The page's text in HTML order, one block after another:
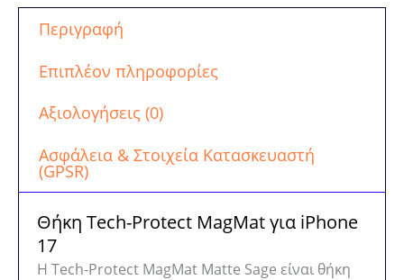
Sage
ποσότητα
Περιγραφή
Επιπλέον πληροφορίες
Αξιολογήσεις (0)
Ασφάλεια & Στοιχεία Κατασκευαστή
(GPSR)
Θήκη Tech-Protect MagMat για iPhone
17
Η Tech-Protect MagMat Matte Sage είναι θήκη